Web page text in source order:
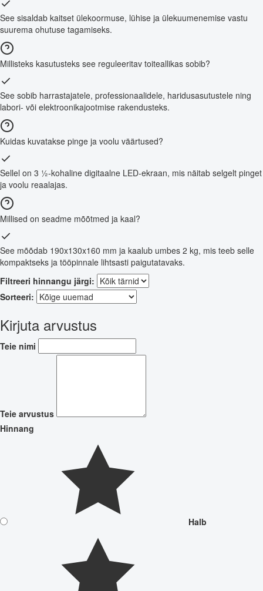
See sisaldab kaitset ülekoormuse, lühise ja ülekuumenemise vastu
suurema ohutuse tagamiseks.
Millisteks kasutusteks see reguleeritav toiteallikas sobib?
See sobib harrastajatele, professionaalidele, haridusasutustele ning
labori- või elektroonikajootmise rakendusteks.
Kuidas kuvatakse pinge ja voolu väärtused?
Sellel on 3 ½-kohaline digitaalne LED-ekraan, mis näitab selgelt pinget
ja voolu reaalajas.
Millised on seadme mõõtmed ja kaal?
See mõõdab 190x130x160 mm ja kaalub umbes 2 kg, mis teeb selle
kompaktseks ja tööpinnale lihtsasti paigutatavaks.
Filtreeri hinnangu järgi:
Sorteeri:
Kirjuta arvustus
Teie nimi
Teie arvustus
Hinnang
Halb